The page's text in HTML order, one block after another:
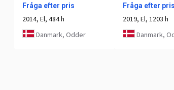
Fråga efter pris
2014, El, 484 h
Danmark, Odder
Fråga efter pris
2019, El, 1203 h
Danmark,